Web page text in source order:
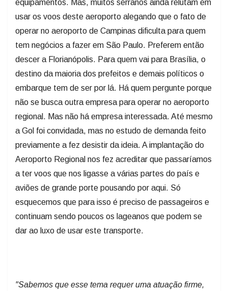
equipamentos. Mas, muitos serranos ainda relutam em
usar os voos deste aeroporto alegando que o fato de
operar no aeroporto de Campinas dificulta para quem
tem negócios a fazer em São Paulo. Preferem então
descer a Florianópolis. Para quem vai para Brasília, o
destino da maioria dos prefeitos e demais políticos o
embarque tem de ser por lá. Há quem pergunte porque
não se busca outra empresa para operar no aeroporto
regional. Mas não há empresa interessada. Até mesmo
a Gol foi convidada, mas no estudo de demanda feito
previamente a fez desistir da ideia. A implantação do
Aeroporto Regional nos fez acreditar que passaríamos
a ter voos que nos ligasse a várias partes do país e
aviões de grande porte pousando por aqui. Só
esquecemos que para isso é preciso de passageiros e
continuam sendo poucos os lageanos que podem se
dar ao luxo de usar este transporte.
"Sabemos que esse tema requer uma atuação firme,